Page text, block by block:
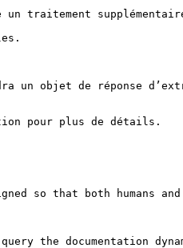
traitement
un objet de réponse
pour plus de détails.
so that both humans
the documentation